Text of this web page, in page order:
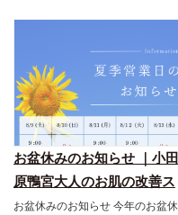
お盆休みのお知らせ ｜小田
原鴨宮大人のお肌の改善ス
キンケアショップ＆エステ
お盆休みのお知らせ 今年のお盆休